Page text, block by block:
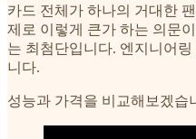
카드 전체가 하나의 거대한
제로 이렇게 큰가 하는 의문
는 최첨단입니다. 엔지니어
니다.
성능과 가격을 비교해보겠습